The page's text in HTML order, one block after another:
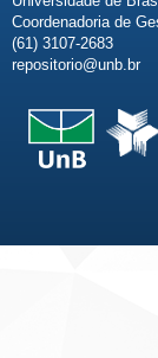
Coordenadoria de
(61) 3107-2683
repositorio@unb.br